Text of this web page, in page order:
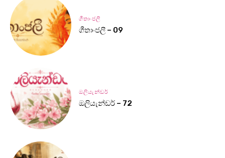
ගීතාංජලී
ගීතාංජලී – 09
ඔලියැන්ඩර්
ඔලියැන්ඩර් – 72